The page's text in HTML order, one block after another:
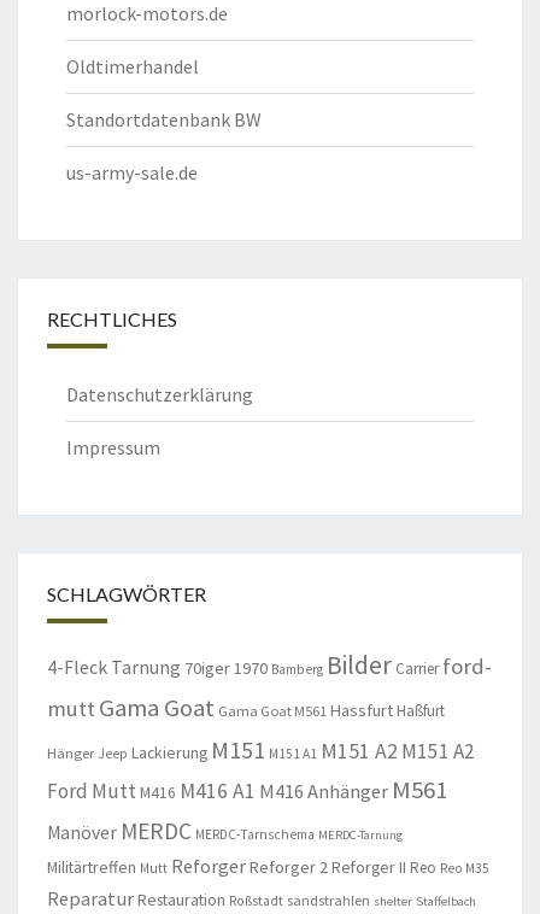
morlock-motors.de
Oldtimerhandel
Standortdatenbank BW
us-army-sale.de
RECHTLICHES
Datenschutzerklärung
Impressum
SCHLAGWÖRTER
4-Fleck Tarnung 70iger1970 Bamberg Bilder Carrier ford-
mutt Gama Goat Gama Goat M561 Hassfurt Haßfurt
Hänger Jeep Lackierung M151 M151 A1 M151 A2 M151 A2
Ford Mutt M416 M416 A1 M416 Anhänger M561
Manöver MERDC MERDC-Tarnschema MERDC-Tarnung
Militärtreffen Mutt ReforgerReforger 2Reforger II Reo Reo M35
ReparaturRestauration Roßstadt sandstrahlen shelter Staffelbach